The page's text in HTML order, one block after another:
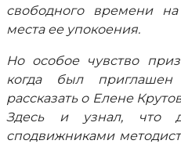
свободного времени
места ее упокоения.
Но особое чувство
когда был
рассказать о Елене
Здесь и узнал, что
сподвижниками